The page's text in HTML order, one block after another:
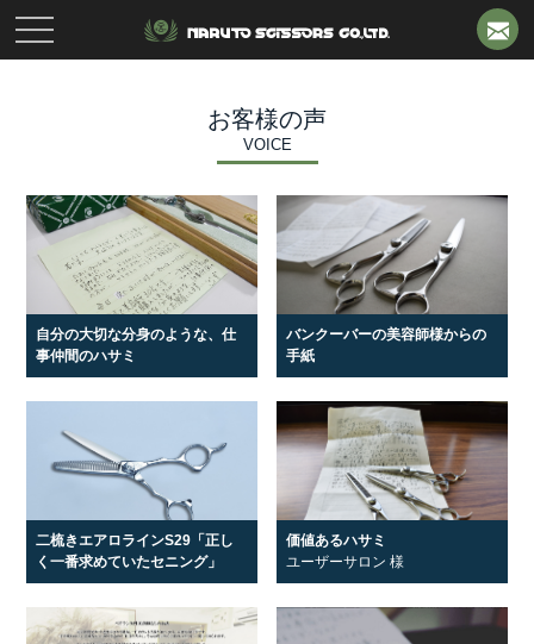
toggle
navigation
お客様の声
VOICE
自分の大切な分身のような、仕
事仲間のハサミ
バンクーバーの美容師様からの
手紙
二梳きエアロラインS29「正し
く一番求めていたセニング」
価値あるハサミ
ユーザーサロン 様